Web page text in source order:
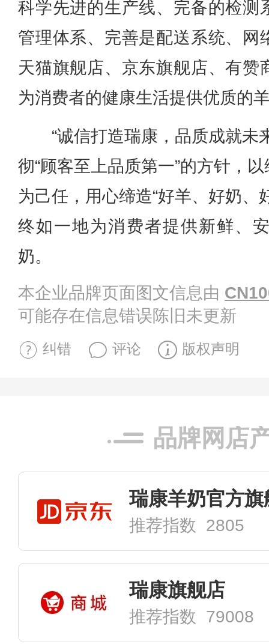
科学先进的生产线、完备的检测
管理体系、完善是配送系统、网
天猫旗舰店、京东旗舰店、有赞
为消费者的健康生活提供优质的
“诚信打造瑞康，品质成就未
彻“顾客至上品质第一”的方针，
为己任，用心缔造“好羊、好奶、
终如一地为消费者提供新鲜、
奶。
本企业品牌页面图文信息由
可能存在信息错误陈旧未更新
纠错 评论 版权声明
品牌网店
瑞康羊奶官方旗
推荐指数 2805
瑞康旗舰店
推荐指数 79008